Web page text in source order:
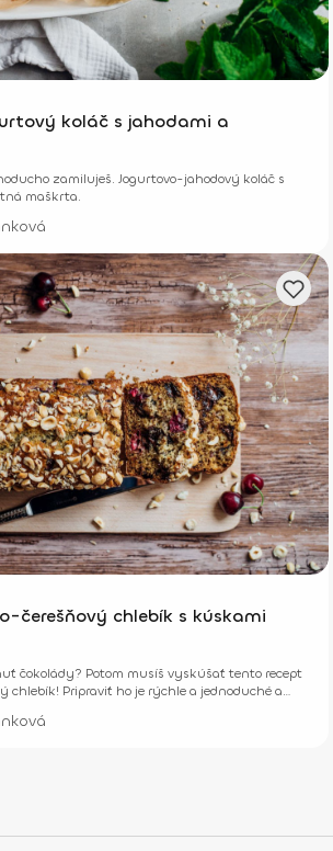
koláč s jahodami a
zamiluješ. Jogurtovo-jahodový koláč s
maškrta.
čerešňový chlebík s kúskami
čokolády? Potom musíš vyskúšať tento recept
chlebík! Pripraviť ho je rýchle a jednoduché a
ho už dnes a ochutnaj ten dokonalý mix